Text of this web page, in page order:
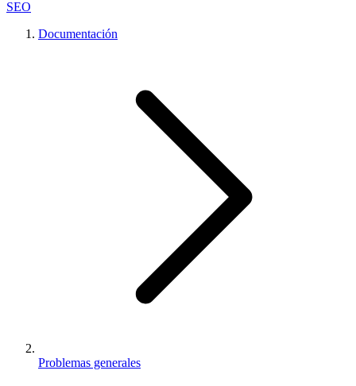
SEO
Documentación
Problemas generales